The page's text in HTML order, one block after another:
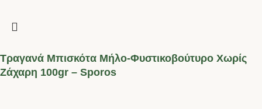
Τραγανά Μπισκότα Μήλο-Φυστικοβούτυρο Χωρίς
Ζάχαρη 100gr – Sporos